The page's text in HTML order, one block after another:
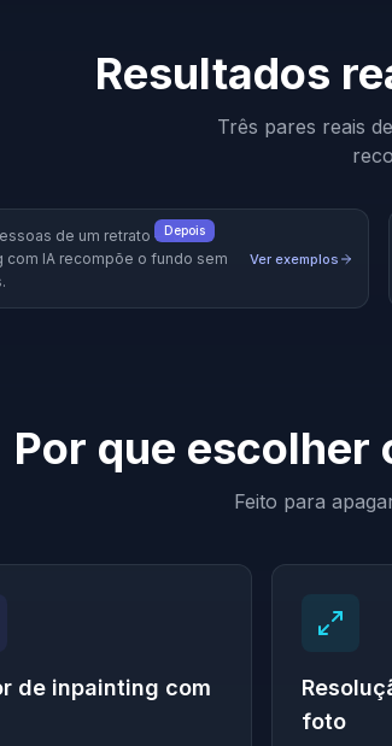
Resultados
Três pares reais
Depois
de um retrato — o
com IA recompõe o fundo sem
Ver exemplos
Por que escolher
Feito para
de inpainting com
foto